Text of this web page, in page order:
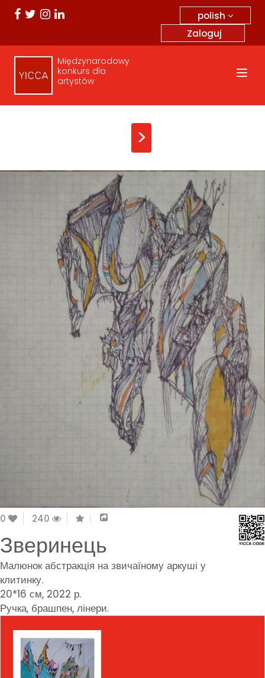
polish
Zaloguj
Międzynarodowy
konkurs dla
artystów
>
0 240
Зверинець
Малюнок абстракція на звичаїному аркуші у
клитинку.
20*16 см, 2022 р.
Ручка, брашпен, лінери.